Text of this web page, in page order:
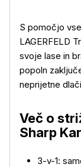
S pomočjo
LAGERFELD
svoje lase in
popoln
neprijetne
Več o
Sharp
3-v-1: